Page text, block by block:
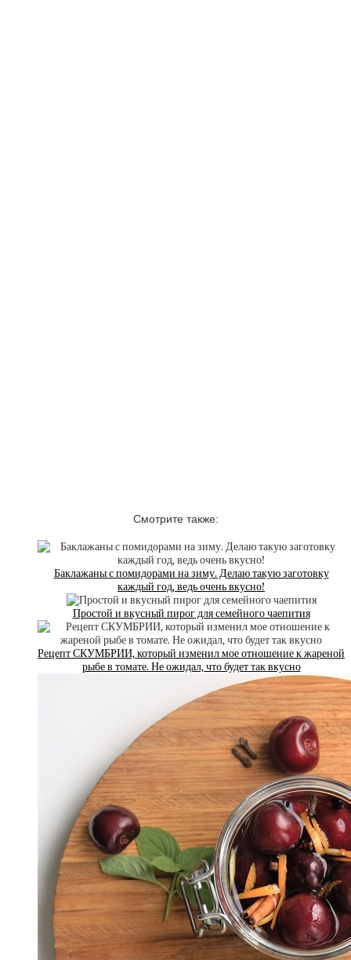
Смотрите также:
Баклажаны с помидорами на зиму. Делаю такую заготовку
каждый год, ведь очень вкусно!
Простой и вкусный пирог для семейного чаепития
Рецепт СКУМБРИИ, который изменил мое отношение к жареной
рыбе в томате. Не ожидал, что будет так вкусно